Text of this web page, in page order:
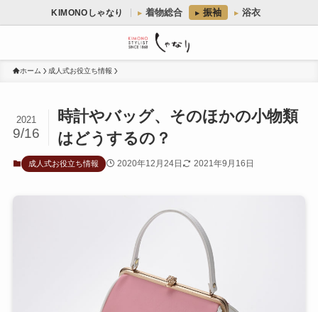
KIMONOしゃなり 着物総合 振袖 浴衣
ホーム 成人式お役立ち情報
時計やバッグ、そのほかの小物類
はどうするの？
2021
9/16
成人式お役立ち情報 2020年12月24日 2021年9月16日